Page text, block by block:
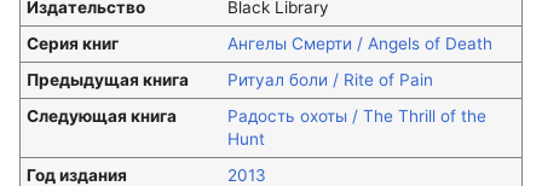
Издательство
Black Library
Серия книг
Ангелы Смерти / Angels of Death
Предыдущая книга
Ритуал боли / Rite of Pain
Следующая книга
Радость охоты / The Thrill of the
Hunt
Год издания
2013